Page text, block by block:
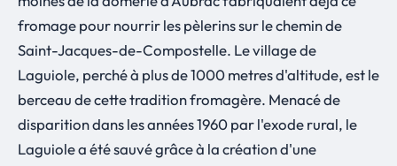
fromage pour nourrir les pèlerins sur le chemin de
Saint-Jacques-de-Compostelle. Le village de
Laguiole, perché à plus de 1000 metres d'altitude, est le
berceau de cette tradition fromagère. Menacé de
disparition dans les années 1960 par l'exode rural, le
Laguiole a été sauvé grâce à la création d'une